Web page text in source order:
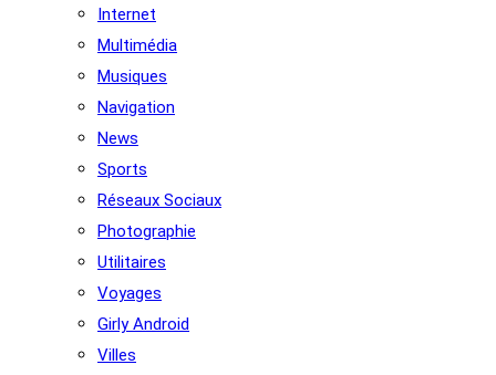
Internet
Multimédia
Musiques
Navigation
News
Sports
Réseaux Sociaux
Photographie
Utilitaires
Voyages
Girly Android
Villes